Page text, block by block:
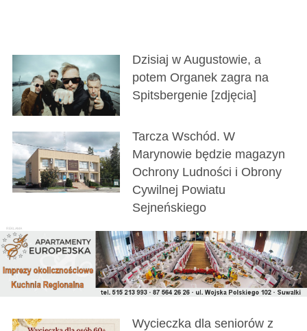
Dzisiaj w Augustowie, a
potem Organek zagra na
Spitsbergenie [zdjęcia]
Tarcza Wschód. W
Marynowie będzie magazyn
Ochrony Ludności i Obrony
Cywilnej Powiatu
Sejneńskiego
Wycieczka dla seniorów z